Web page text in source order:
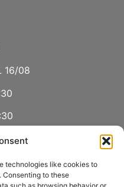
technologies like cookies to
Consenting to these
16/08
16 AGOSTO: CHIUSO